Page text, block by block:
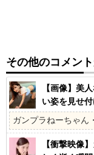
その他のコメン
【画像】美
い姿を見せ
ガンプラねーちゃん
【衝撃映像